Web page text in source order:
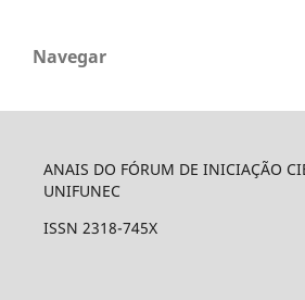
Navegar
ANAIS DO FÓRUM DE INICIAÇÃO
UNIFUNEC
ISSN 2318-745X